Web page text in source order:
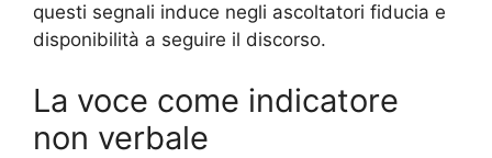
questi segnali induce negli ascoltatori fiducia e
disponibilità a seguire il discorso.
La voce come indicatore
non verbale